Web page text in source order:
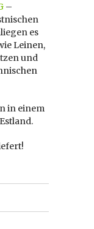
–
es
Leinen,
und
in einem